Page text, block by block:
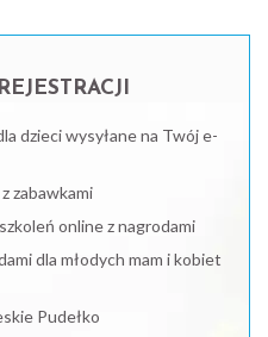
dzieci wysyłane na Twój e-
zabawkami
online z nagrodami
dla młodych mam i kobiet
Pudełko